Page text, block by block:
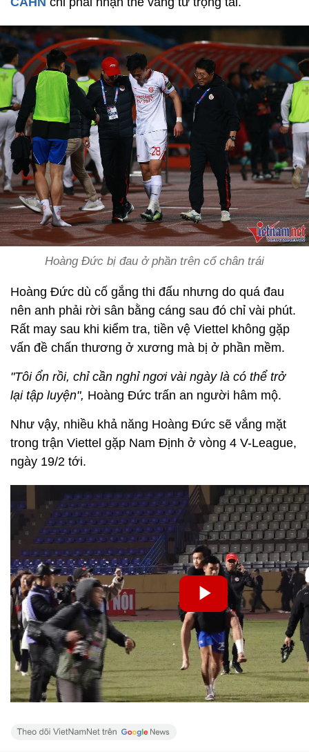
Hoàng Đức bị đau ở phần trên cổ chân trái
Hoàng Đức dù cố gắng thi đấu nhưng do quá đau
nên anh phải rời sân bằng cáng sau đó chỉ vài phút.
Rất may sau khi kiểm tra, tiền vệ Viettel không gặp
vấn đề chấn thương ở xương mà bị ở phần mềm.
"Tôi ổn rồi, chỉ cần nghỉ ngơi vài ngày là có thể trở
lại tập luyện", Hoàng Đức trấn an người hâm mộ.
Như vậy, nhiều khả năng Hoàng Đức sẽ vắng mặt
trong trận Viettel gặp Nam Định ở vòng 4 V-League,
ngày 19/2 tới.